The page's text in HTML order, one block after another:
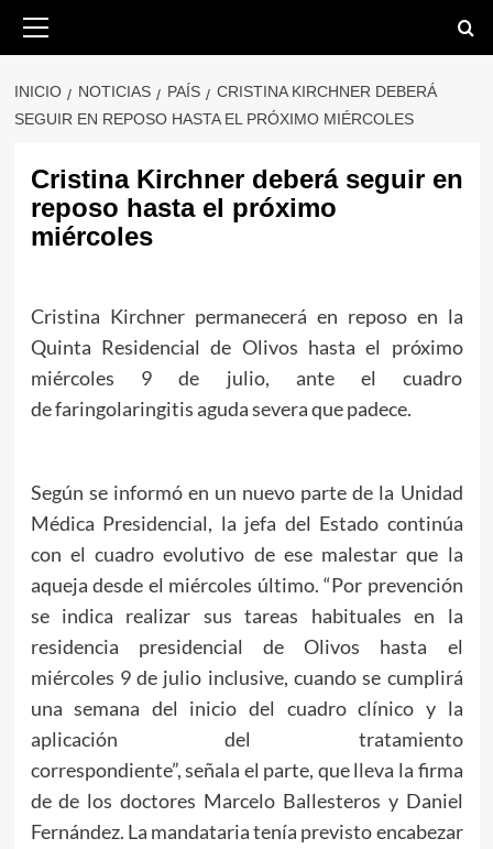
Saltar
primario
INICIO NOTICIAS PAÍS
CRISTINA KIRCHNER DEBERÁ
SEGUIR EN REPOSO HASTA EL PRÓXIMO MIÉRCOLES
Cristina Kirchner deberá seguir en
reposo hasta el próximo
miércoles
Cristina Kirchner permanecerá en reposo en la
Quinta Residencial de Olivos hasta el próximo
miércoles 9 de julio, ante el cuadro
de faringolaringitis aguda severa que padece.
Según se informó en un nuevo parte de la Unidad
Médica Presidencial, la jefa del Estado continúa
con el cuadro evolutivo de ese malestar que la
aqueja desde el miércoles último. “Por prevención
se indica realizar sus tareas habituales en la
residencia presidencial de Olivos hasta el
miércoles 9 de julio inclusive, cuando se cumplirá
una semana del inicio del cuadro clínico y la
aplicación del tratamiento
correspondiente”, señala el parte, que lleva la firma
de de los doctores Marcelo Ballesteros y Daniel
Fernández. La mandataria tenía previsto encabezar